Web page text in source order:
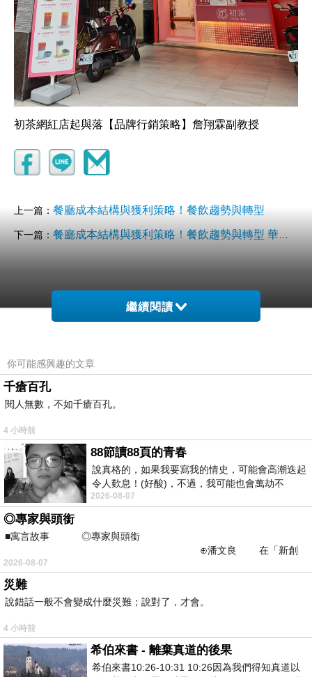
初茶網紅店起與落【品牌行銷策略】詹翔霖副教授
上一篇： 餐廳成本結構與獲利策略！餐飲趨勢與轉型
下一篇： 餐廳成本結構與獲利策略！餐飲趨勢與轉型 華寧火鍋
繼續閱讀
你可能感興趣的文章
千瘡百孔
閱人無數，不如千瘡百孔。
4 小時前
88節讀88頁的青春
說真格的，如果我要寫我的情史，可能會高潮迭起
令人歎息！(好酸)，不過，我可能也會萬劫不
復...，每天跪鍵盤還是被判了花心的罪
2026-08-07
◎專家與頭銜
■寓言故事 ◎專家與頭銜
⊕潘文良 在「新創
之谷」裡——
2026-08-07
災難
說錯話一般不會變成什麼災難；說對了，才會。
4 小時前
希伯來書 - 離棄真道的後果
希伯來書10:26-10:31 10:26因為我們得知真道以